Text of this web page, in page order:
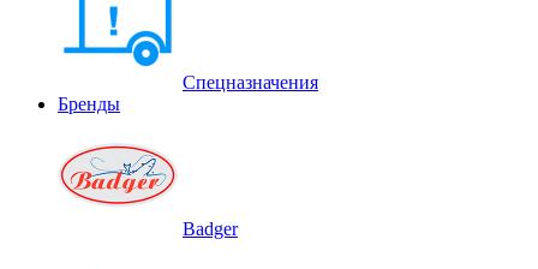
Спецназначения
Бренды
Badger